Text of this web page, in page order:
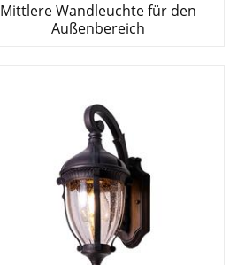
Mittlere Wandleuchte für den
Außenbereich